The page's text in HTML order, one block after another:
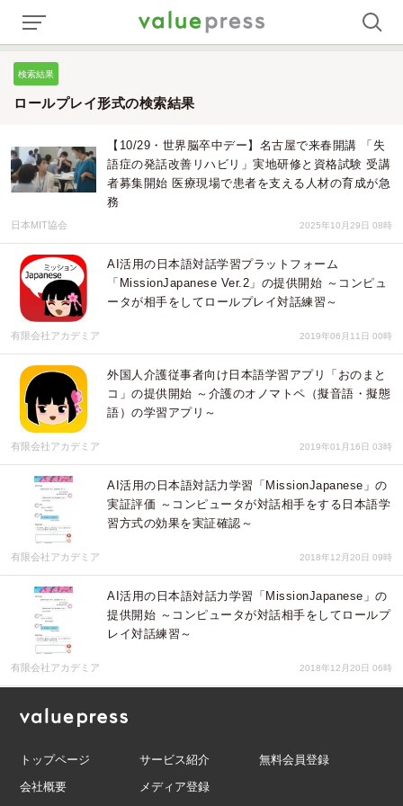
検索結果
ロールプレイ形式の検索結果
【10/29・世界脳卒中デー】名古屋で来春開講 「失
語症の発話改善リハビリ」実地研修と資格試験 受講
者募集開始 医療現場で患者を支える人材の育成が急
務
日本MIT協会 2025年10月29日 08時
AI活用の日本語対話学習プラットフォーム
「MissionJapanese Ver.2」の提供開始 ～コンピュ
ータが相手をしてロールプレイ対話練習～
有限会社アカデミア 2019年06月11日 00時
外国人介護従事者向け日本語学習アプリ「おのまと
コ」の提供開始 ～介護のオノマトペ（擬音語・擬態
語）の学習アプリ～
有限会社アカデミア 2019年01月16日 03時
AI活用の日本語対話力学習「MissionJapanese」の
実証評価 ～コンピュータが対話相手をする日本語学
習方式の効果を実証確認～
有限会社アカデミア 2018年12月20日 09時
AI活用の日本語対話力学習「MissionJapanese」の
提供開始 ～コンピュータが対話相手をしてロールプ
レイ対話練習～
有限会社アカデミア 2018年12月20日 06時
トップページ サービス紹介
無料会員登録
会社概要
メディア登録